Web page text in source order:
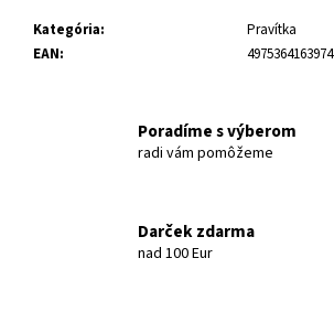
Kategória:
Pravítka
EAN: 4975364163974
Poradíme s výberom
radi vám pomôžeme
Darček zdarma
nad 100 Eur